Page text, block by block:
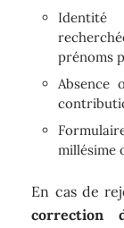
prénoms
Absence
millésime
En cas de
correction